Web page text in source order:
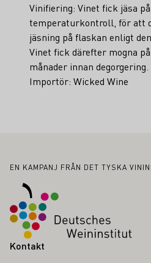
Vinifiering: Vinet fick jäsa
temperaturkontroll, för att
jäsning på flaskan enligt
Vinet fick därefter mogna
månader innan degorgering.
Importör: Wicked Wine
Sidfot
EN KAMPANJ FRÅN DET TYSKA
Kontakt